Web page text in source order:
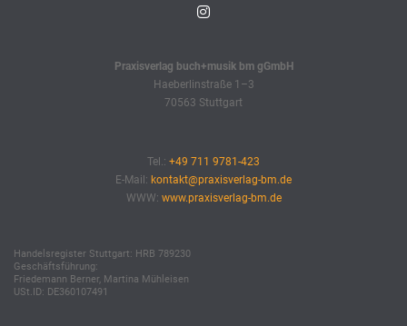
Praxisverlag buch+musik bm gGmbH
Haeberlinstraße 1–3
70563 Stuttgart
Tel.: +49 711 9781-423
E-Mail: kontakt@praxisverlag-bm.de
WWW: www.praxisverlag-bm.de
Handelsregister Stuttgart: HRB 789230
Geschäftsführung:
Friedemann Berner, Martina Mühleisen
USt.ID: DE360107491